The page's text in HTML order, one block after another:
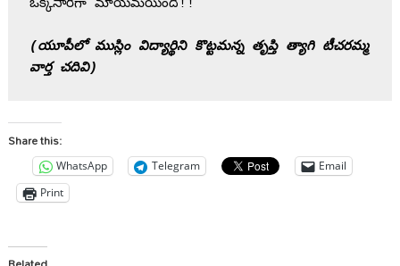
ఒక్కసారిగా మాయమయింది!!
(యూపీలో ముస్లిం విద్యార్థిని కొట్టమన్న తృప్తి త్యాగి టీచరమ్మ‌
Share this:
WhatsApp Telegram
Email
Print